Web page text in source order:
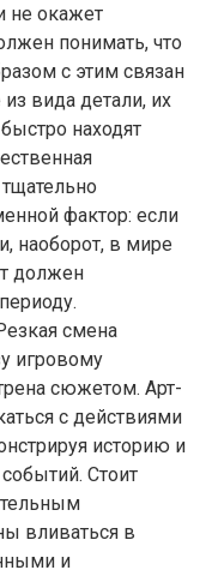
не окажет
понимать, что
с этим связан
вида детали, их
находят
фактор: если
наоборот, в мире
должен
смена
игровому
сюжетом. Арт-
с действиями
историю и
Стоит
вливаться в
и